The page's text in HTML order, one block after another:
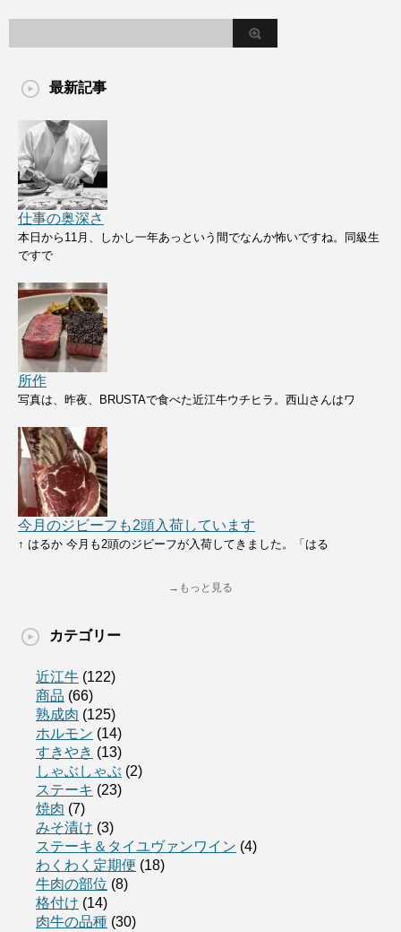
最新記事
仕事の奥深さ
本日から11月、しかし一年あっという間でなんか怖いですね。同級生
ですで
所作
写真は、昨夜、BRUSTAで食べた近江牛ウチヒラ。西山さんはワ
今月のジビーフも2頭入荷しています
↑ はるか 今月も2頭のジビーフが入荷してきました。「はる
→もっと見る
カテゴリー
近江牛 (122)
商品 (66)
熟成肉 (125)
ホルモン (14)
すきやき (13)
しゃぶしゃぶ (2)
ステーキ (23)
焼肉 (7)
みそ漬け (3)
ステーキ＆タイユヴァンワイン (4)
わくわく定期便 (18)
牛肉の部位 (8)
格付け (14)
肉牛の品種 (30)